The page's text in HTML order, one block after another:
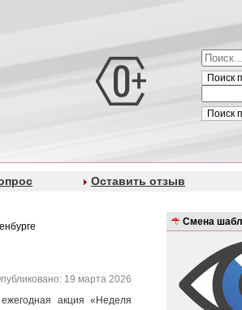
Поиск
Поиск
Оставить отзыв
19 марта 2026
акция «Неделя
Смена